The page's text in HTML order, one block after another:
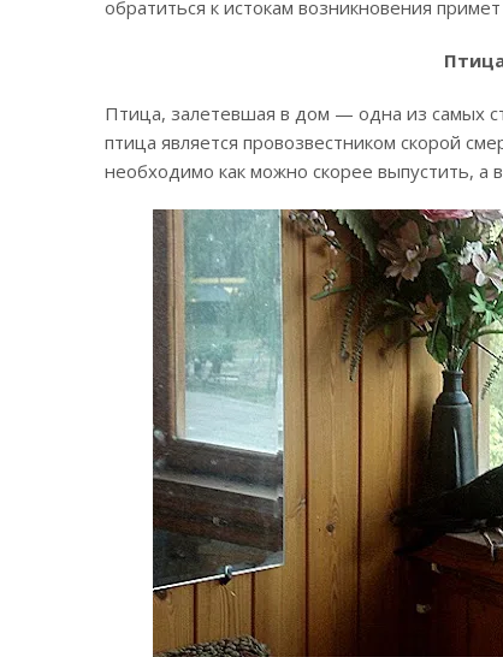
обратиться к истокам возникновения
Птица, залетевшая в дом — одна из самых
птица является провозвестником скорой
необходимо как можно скорее выпустить,